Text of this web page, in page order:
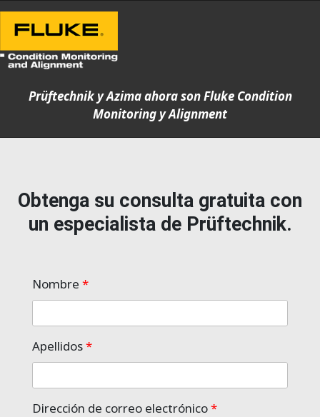
Prüftechnik y Azima ahora son Fluke Condition
Monitoring y Alignment
Obtenga su consulta gratuita con
un especialista de Prüftechnik.
Nombre *
Apellidos*
Dirección de correo electrónico*